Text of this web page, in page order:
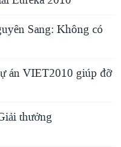
Sang: Không có
án VIET2010 giúp đỡ
thưởng